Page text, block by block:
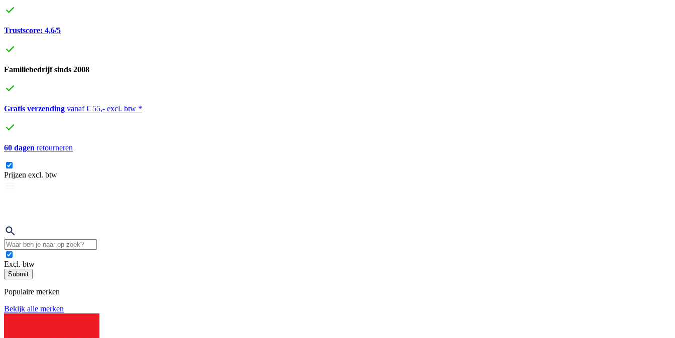
Trustscore: 4,6/5
Familiebedrijf sinds 2008
Gratis verzending vanaf € 55,- excl. btw *
60 dagen retourneren
Prijzen excl. btw
Excl. btw
Submit
Populaire merken
Bekijk alle merken